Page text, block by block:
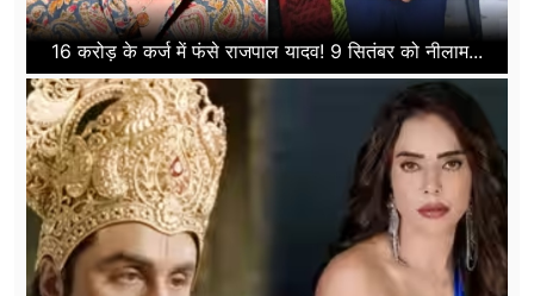
16 करोड़ के कर्ज में फंसे राजपाल यादव! 9 सितंबर को नीलाम...